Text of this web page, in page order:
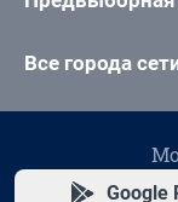
Все города
Google